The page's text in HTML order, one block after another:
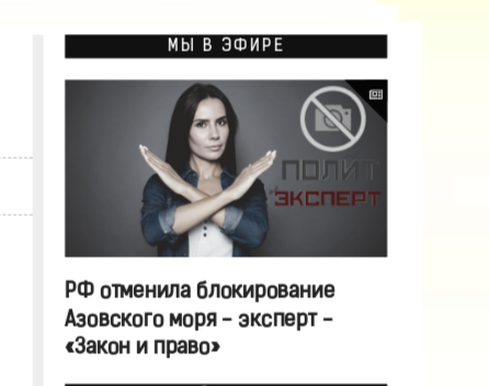
МЫ В ЭФИРЕ
РФ отменила блокирование
Азовского моря - эксперт -
«Закон и право»